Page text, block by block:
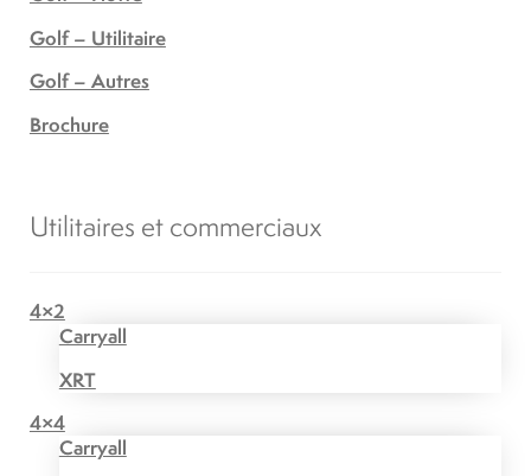
Golf – Utilitaire
Golf – Autres
Brochure
Utilitaires et commerciaux
4×2
Carryall
XRT
4×4
Carryall